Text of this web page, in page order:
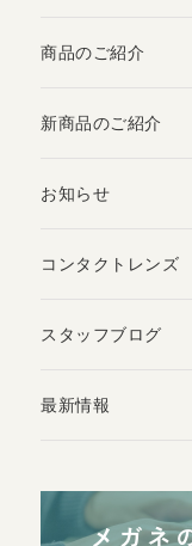
商品のご紹介
新商品のご紹介
お知らせ
コンタクトレンズ
スタッフブログ
最新情報